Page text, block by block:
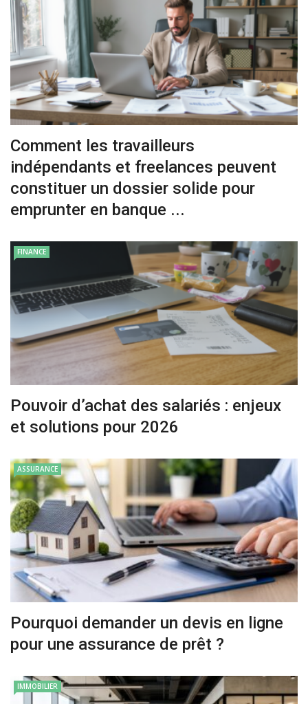
Comment les travailleurs
indépendants et freelances peuvent
constituer un dossier solide pour
emprunter en banque ...
FINANCE
Pouvoir d’achat des salariés : enjeux
et solutions pour 2026
ASSURANCE
Pourquoi demander un devis en ligne
pour une assurance de prêt ?
IMMOBILIER